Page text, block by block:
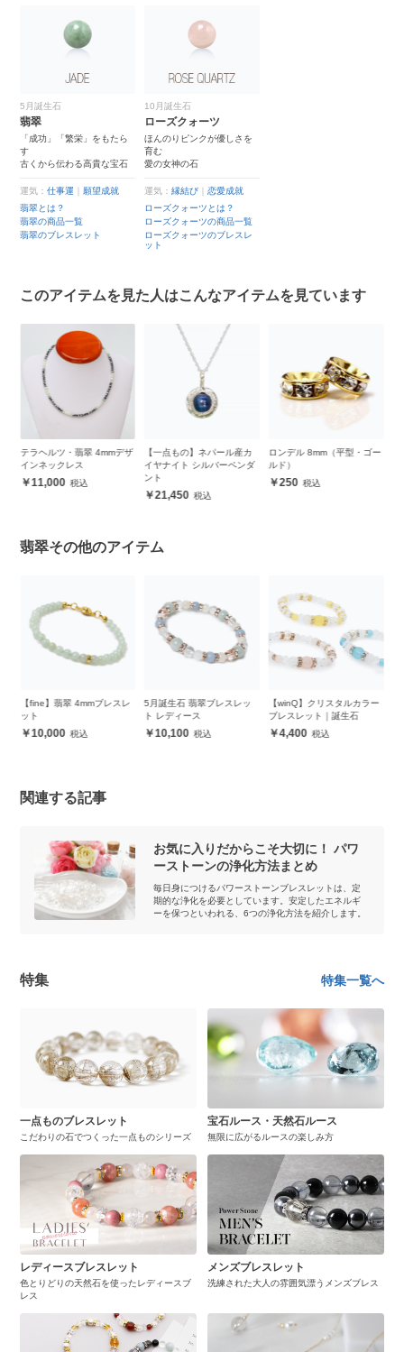
5月誕生石
翡翠
「成功」「繁栄」をもたら
す
古くから伝わる高貴な宝石
運気：仕事運
願望成就
翡翠とは？
翡翠の商品一覧
翡翠のブレスレット
10月誕生石
ローズクォーツ
ほんのりピンクが優しさを
育む
愛の女神の石
運気：縁結び ｜恋愛成就
ローズクォーツとは？
ローズクォーツの商品一覧
ローズクォーツのブレスレ
ット
このアイテムを見た人はこんなアイテムを見ています
【一点もの】ネパール産カ
イヤナイト シルバーペンダ
ント
ロンデル 8mm（平型・ゴー
ルド）
250
ディープローズクォーツ・
翡翠 デザインブレスレット
11,300
翡翠その他のアイテム
5月誕生石 翡翠ブレスレッ
ト レディース
10,100
【winQ】クリスタルカラー
ブレスレット｜誕生石
4,400
【パック】グリーンカラー
天然石セット 8mm（4カラ
ー各4粒）
関連する記事
お気に入りだからこそ大切に！ パワ
ーストーンの浄化方法まとめ
毎日身につけるパワーストーンブレスレットは、定
期的な浄化を必要としています。安定したエネルギ
ーを保つといわれる、6つの浄化方法を紹介します。
特集 特集一覧へ
一点ものブレスレット
こだわりの石でつくった一点ものシリーズ
宝石ルース・天然石ルース
無限に広がるルースの楽しみ方
レディースブレスレット
色とりどりの天然石を使ったレディースブ
レス
メンズブレスレット
洗練された大人の雰囲気漂うメンズブレス